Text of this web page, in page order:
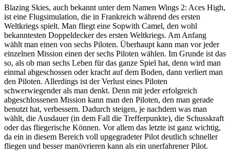
Blazing Skies, auch bekannt unter dem Namen Wings 2: Aces High,
ist eine Flugsimulation, die in Frankreich während des ersten
Weltkriegs spielt. Man fliegt eine Sopwith Camel, den wohl
bekanntesten Doppeldecker des ersten Weltkriegs. Am Anfang
wählt man einen von sechs Piloten. Überhaupt kann man vor jeder
einzelnen Mission einen der sechs Piloten wählen. Im Grunde ist das
so, als ob man sechs Leben für das ganze Spiel hat, denn wird man
einmal abgeschossen oder kracht auf dem Boden, dann verliert man
den Piloten. Allerdings ist der Verlust eines Piloten
schwerwiegender als man denkt. Denn mit jeder erfolgreich
abgeschlossenen Mission kann man den Piloten, den man gerade
benutzt hat, verbessern. Dadurch steigen, je nachdem was man
wählt, die Ausdauer (in dem Fall die Trefferpunkte), die Schusskraft
oder das fliegerische Können. Vor allem das letzte ist ganz wichtig,
da ein in diesem Bereich voll upgegradeter Pilot deutlich schneller
fliegen und besser manövrieren kann als ein unerfahrener Pilot.